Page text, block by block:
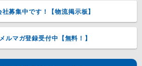
社募集中です！【物流掲示板】
ルマガ登録受付中【無料！】